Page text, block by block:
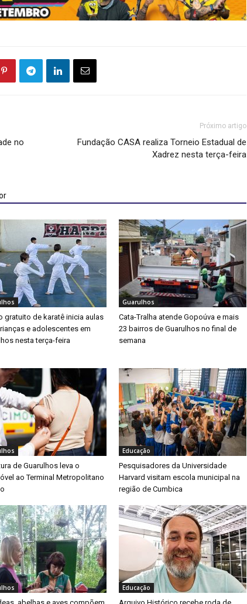
no
Próximo artigo
Fundação CASA realiza Torneio Estadual de
Xadrez nesta terça-feira
gratuito de karatê inicia aulas
e adolescentes em
nesta terça-feira
Guarulhos
Cata-Tralha atende Gopoúva e mais
23 bairros de Guarulhos no final de
semana
de Guarulhos leva o
ao Terminal Metropolitano
Educação
Pesquisadores da Universidade
Harvard visitam escola municipal na
região de Cumbica
Educação